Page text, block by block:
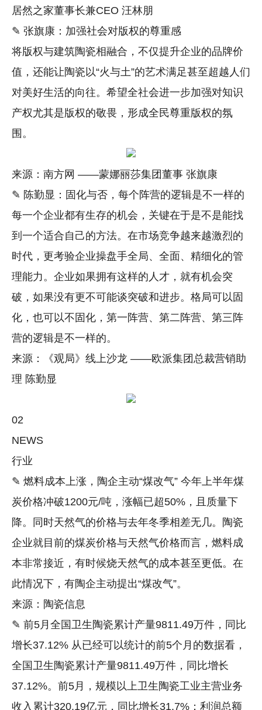
居然之家董事长兼CEO 汪林朋
✎ 张旗康：加强社会对版权的尊重感
将版权与建筑陶瓷相融合，不仅提升企业的品牌价
值，还能让陶瓷以“火与土”的艺术满足甚至超越人们
对美好生活的向往。希望全社会进一步加强对知识
产权尤其是版权的敬畏，形成全民尊重版权的氛
围。
来源：南方网 ——蒙娜丽莎集团董事 张旗康
✎ 陈勤显：固化与否，每个阵营的逻辑是不一样的
每一个企业都有生存的机会，关键在于是不是能找
到一个适合自己的方法。在市场竞争越来越激烈的
时代，更考验企业操盘手全局、全面、精细化的管
理能力。企业如果拥有这样的人才，就有机会突
破，如果没有更不可能谈突破和进步。格局可以固
化，也可以不固化，第一阵营、第二阵营、第三阵
营的逻辑是不一样的。
来源：《观局》线上沙龙 ——欧派集团总裁营销助
理 陈勤显
02
NEWS
行业
✎ 燃料成本上涨，陶企主动“煤改气” 今年上半年煤
炭价格冲破1200元/吨，涨幅已超50%，且质量下
降。同时天然气的价格与去年冬季相差无几。陶瓷
企业就目前的煤炭价格与天然气价格而言，燃料成
本非常接近，有时候烧天然气的成本甚至更低。在
此情况下，有陶企主动提出“煤改气”。
来源：陶瓷信息
✎ 前5月全国卫生陶瓷累计产量9811.49万件，同比
增长37.12% 从已经可以统计的前5个月的数据看，
全国卫生陶瓷累计产量9811.49万件，同比增长
37.12%。前5月，规模以上卫生陶瓷工业主营业务
收入累计320.19亿元，同比增长31.7%；利润总额